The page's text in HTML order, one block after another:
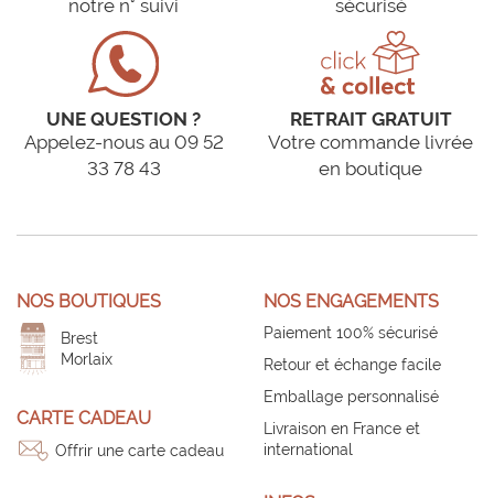
notre n° suivi
sécurisé
UNE QUESTION ?
Appelez-nous au 09 52
33 78 43
RETRAIT GRATUIT
Votre commande livrée
en boutique
NOS BOUTIQUES
Brest
Morlaix
CARTE CADEAU
Offrir une carte cadeau
NOS ENGAGEMENTS
Paiement 100% sécurisé
Retour et échange facile
Emballage personnalisé
Livraison en France et
international